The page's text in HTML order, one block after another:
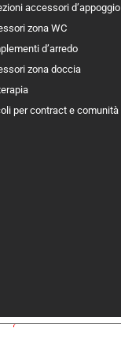
accessori d’appoggio
zona WC
d’arredo
zona doccia
per contract e comunità